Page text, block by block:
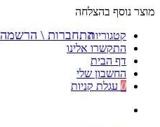
מוצר נוסף בהצלחה
קטגוריות
התקשרו אלינו
דף הבית
החשבון שלי
0 עגלת קניות
התחברות \ הרשמה